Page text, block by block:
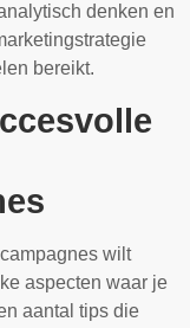
denken en
bereikt.
wilt
aspecten waar je
aantal tips die